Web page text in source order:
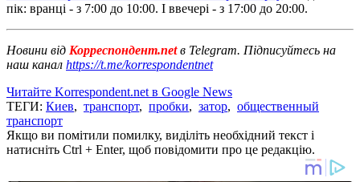
пік: вранці - з 7:00 до 10:00. І ввечері - з 17:00 до 20:00.
Новини від Корреспондент.netв Telegram. Підписуйтесь на
наш канал https://t.me/korrespondentnet
Читайте Korrespondent.net в Google News
ТЕГИ: Киев, транспорт, пробки, затор, общественный
транспорт
Якщо ви помітили помилку, виділіть необхідний текст і
натисніть Ctrl + Enter, щоб повідомити про це редакцію.